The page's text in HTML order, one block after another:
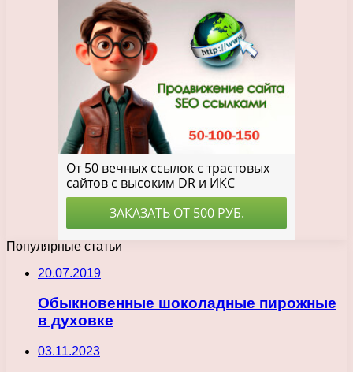
Популярные статьи
20.07.2019
Обыкновенные шоколадные пирожные
в духовке
03.11.2023